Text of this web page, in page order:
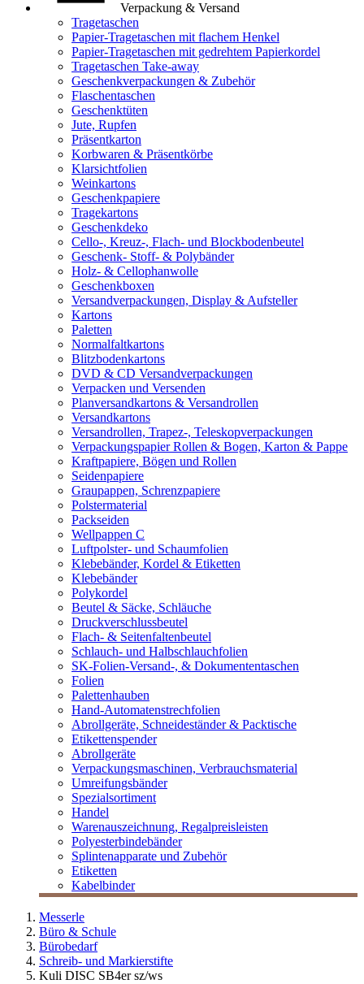
Verpackung & Versand
Tragetaschen
Papier-Tragetaschen mit flachem Henkel
Papier-Tragetaschen mit gedrehtem Papierkordel
Tragetaschen Take-away
Geschenkverpackungen & Zubehör
Flaschentaschen
Geschenktüten
Jute, Rupfen
Präsentkarton
Korbwaren & Präsentkörbe
Klarsichtfolien
Weinkartons
Geschenkpapiere
Tragekartons
Geschenkdeko
Cello-, Kreuz-, Flach- und Blockbodenbeutel
Geschenk- Stoff- & Polybänder
Holz- & Cellophanwolle
Geschenkboxen
Versandverpackungen, Display & Aufsteller
Kartons
Paletten
Normalfaltkartons
Blitzbodenkartons
DVD & CD Versandverpackungen
Verpacken und Versenden
Planversandkartons & Versandrollen
Versandkartons
Versandrollen, Trapez-, Teleskopverpackungen
Verpackungspapier Rollen & Bogen, Karton & Pappe
Kraftpapiere, Bögen und Rollen
Seidenpapiere
Graupappen, Schrenzpapiere
Polstermaterial
Packseiden
Wellpappen C
Luftpolster- und Schaumfolien
Klebebänder, Kordel & Etiketten
Klebebänder
Polykordel
Beutel & Säcke, Schläuche
Druckverschlussbeutel
Flach- & Seitenfaltenbeutel
Schlauch- und Halbschlauchfolien
SK-Folien-Versand-, & Dokumententaschen
Folien
Palettenhauben
Hand-Automatenstrechfolien
Abrollgeräte, Schneideständer & Packtische
Etikettenspender
Abrollgeräte
Verpackungsmaschinen, Verbrauchsmaterial
Umreifungsbänder
Spezialsortiment
Handel
Warenauszeichnung, Regalpreisleisten
Polyesterbindebänder
Splintenapparate und Zubehör
Etiketten
Kabelbinder
Messerle
Büro & Schule
Bürobedarf
Schreib- und Markierstifte
Kuli DISC SB4er sz/ws